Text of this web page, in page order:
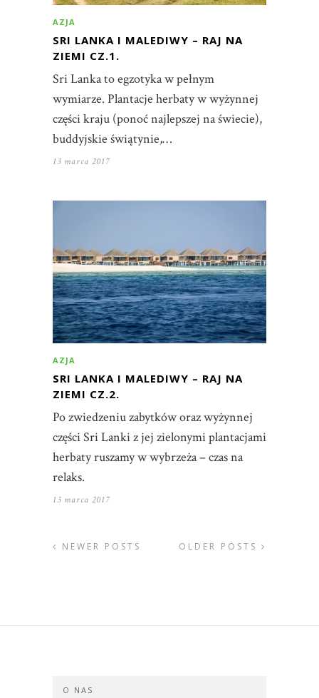
AZJA
SRI LANKA I MALEDIWY – RAJ NA
ZIEMI CZ.1.
Sri Lanka to egzotyka w pełnym
wymiarze. Plantacje herbaty w wyżynnej
części kraju (ponoć najlepszej na świecie),
buddyjskie świątynie,…
13 marca 2017
AZJA
SRI LANKA I MALEDIWY – RAJ NA
ZIEMI CZ.2.
Po zwiedzeniu zabytków oraz wyżynnej
części Sri Lanki z jej zielonymi plantacjami
herbaty ruszamy w wybrzeża – czas na
relaks.
13 marca 2017
OLDER POSTS
NEWER POSTS
O NAS